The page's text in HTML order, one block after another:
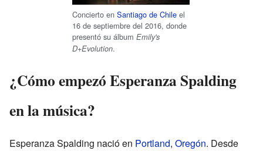
Concierto en Santiago de Chile el
16 de septiembre del 2016, donde
presentó su álbum Emily's
D+Evolution.
¿Cómo empezó Esperanza Spalding
en la música?
Esperanza Spalding nació en Portland, Oregón. Desde